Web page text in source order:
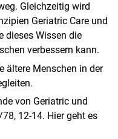
Gleichzeitig wird
Geriatric Care und
dieses Wissen die
verbessern kann.
ältere Menschen in der
von Geriatric und
12-14. Hier geht es